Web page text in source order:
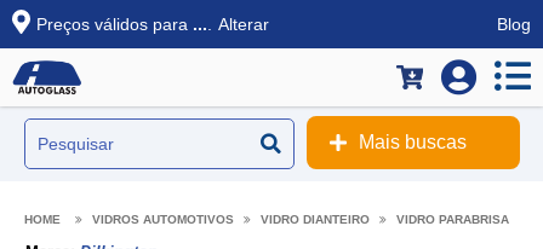
Preços válidos para ... Alterar Blog
Mais buscas
VIDROS AUTOMOTIVOS VIDRO DIANTEIRO VIDRO PARABRISA